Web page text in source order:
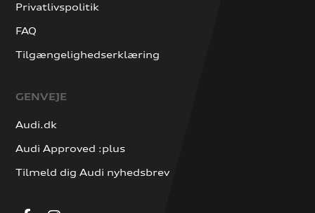
Privatlivspolitik
FAQ
Tilgængelighedserklæring
GENVEJE
Audi.dk
Audi Approved :plus
Tilmeld dig Audi nyhedsbrev